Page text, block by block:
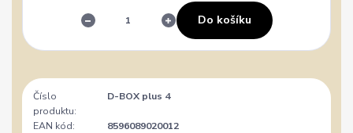
Do košíku
Číslo
produktu:
D-BOX plus 4
EAN kód:
8596089020012